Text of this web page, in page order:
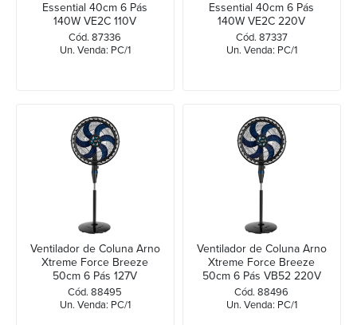
Essential 40cm 6 Pás
140W VE2C 110V
Cód. 87336
Un. Venda: PC/1
Essential 40cm 6 Pás
140W VE2C 220V
Cód. 87337
Un. Venda: PC/1
Ventilador de Coluna Arno
Xtreme Force Breeze
50cm 6 Pás 127V
Cód. 88495
Un. Venda: PC/1
Ventilador de Coluna Arno
Xtreme Force Breeze
50cm 6 Pás VB52 220V
Cód. 88496
Un. Venda: PC/1